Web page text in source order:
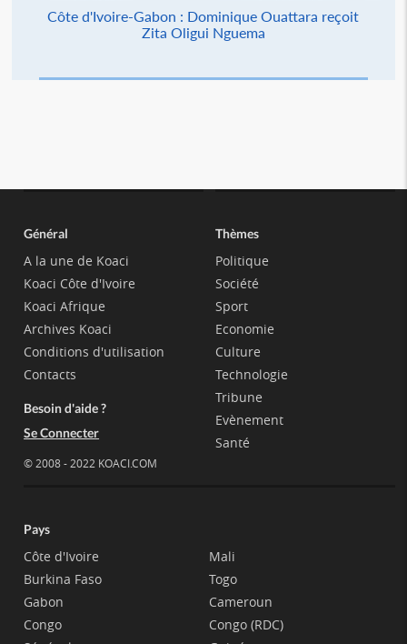
Côte d'Ivoire-Gabon : Dominique Ouattara reçoit
Zita Oligui Nguema
Général
A la une de Koaci
Koaci Côte d'Ivoire
Koaci Afrique
Archives Koaci
Conditions d'utilisation
Contacts
Besoin d'aide ?
Se Connecter
© 2008 - 2022 KOACI.COM
Thèmes
Politique
Société
Sport
Economie
Culture
Technologie
Tribune
Evènement
Santé
Pays
Côte d'Ivoire
Burkina Faso
Gabon
Congo
Mali
Togo
Cameroun
Congo (RDC)